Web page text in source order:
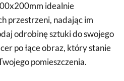
idealnie
przestrzeni, nadając im
odrobinę sztuki do swojego
po łące obraz, który stanie
pomieszczenia.